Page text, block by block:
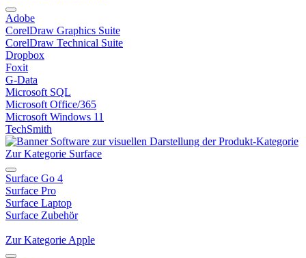
Adobe
CorelDraw Graphics Suite
CorelDraw Technical Suite
Dropbox
Foxit
G-Data
Microsoft SQL
Microsoft Office/365
Microsoft Windows 11
TechSmith
Zur Kategorie Surface
Surface Go 4
Surface Pro
Surface Laptop
Surface Zubehör
Zur Kategorie Apple